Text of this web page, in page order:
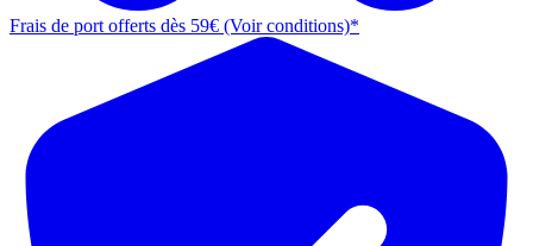
Frais de port offerts dès 59€ (Voir conditions)*